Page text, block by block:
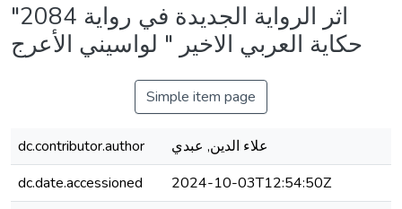
اثر الرواية الجديدة في رواية 2084"
حكاية العربي الاخير " لواسيني الأعرج
Simple item page
dc.contributor.author
علاء الدين, عبدي
dc.date.accessioned
2024-10-03T12:54:50Z